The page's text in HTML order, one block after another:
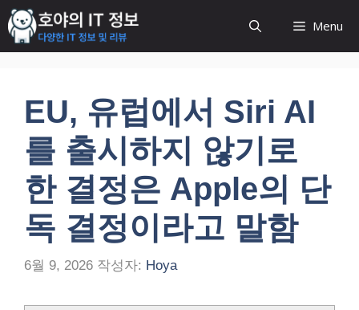
컨
텐
츠
Menu
EU, 유럽에서 Siri AI
를 출시하지 않기로
한 결정은 Apple의 단
독 결정이라고 말함
6월 9, 2026 작성자: Hoya